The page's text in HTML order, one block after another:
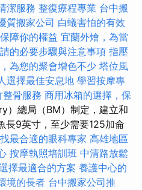
潔服務 整復療程專業 台中搬
質搬家公司 白蟻害怕的有效
障你的權益 宜蘭外燴，為當
的必要步驟與注意事項 指壓
為您的聚會增色不少 塔位風
選擇最佳安息地 學習按摩專
整骨服務 商用冰箱的選擇，保
）總局（BM）制定，建立和
長9英寸，至少需要125加侖
最合適的眼科專家 高雄地區
按摩執照培訓班 中清路放鬆
擇最適合的方案 養護中心的
境的長者 台中搬家公司推